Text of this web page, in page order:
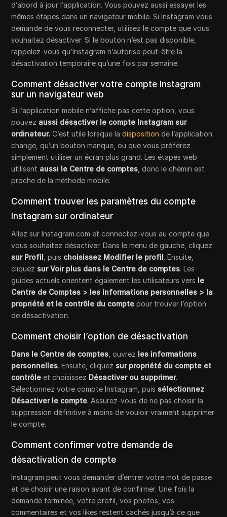
d’abord à jour l’application. Vous pouvez aussi essayer les
mêmes étapes dans un navigateur mobile. Si Instagram vous
demande de vous reconnecter, utilisez le compte que vous
souhaitez désactiver. Si le bouton n’est pas disponible,
rappelez-vous qu’Instagram n’autorise peut-être la
désactivation temporaire qu’une fois par semaine.
Comment désactiver votre compte Instagram
sur un navigateur web
Si l’application mobile n’affiche pas cette option, vous
pouvez aussi désactiver le compte Instagram sur
ordinateur. C’est utile lorsque ladisposition de l’application
change, qu’un bouton manque, ou que vous préférez
simplement utiliser un écran plus grand. Les étapes web
utilisent aussi le Centre de comptes , donc le chemin est
proche de la méthode mobile.
Comment trouver les paramètres du compte
Instagram sur ordinateur
Allez sur Instagram.com et connectez-vous au compte que
vous souhaitez désactiver. Dans le menu de gauche, cliquez
sur Profil , puis choisissez Modifier le profil. Ensuite,
cliquez sur Voir plus dans le Centre de comptes. Les
guides actuels orientent également les utilisateurs vers le
Centre de Comptes > les informations personnelles > la
propriété et le contrôle du compte pour trouver l’option
de désactivation.
Comment choisir l’option de désactivation
Dans le Centre de comptes , ouvrez les informations
personnelles. Ensuite, cliquez sur propriété du compte et
contrôle et choisissez Désactiver ou supprimer.
Sélectionnez votre compte Instagram, puis sélectionnez
Désactiver le compte. Assurez-vous de ne pas choisir la
suppression définitive à moins de vouloir vraiment supprimer
le compte.
Comment confirmer votre demande de
désactivation de compte
Instagram peut vous demander d’entrer votre mot de passe
et de choisir une raison avant de confirmer. Une fois la
demande terminée, votre profil, vos photos, vos
commentaires et vos likes restent cachés jusqu’à ce que